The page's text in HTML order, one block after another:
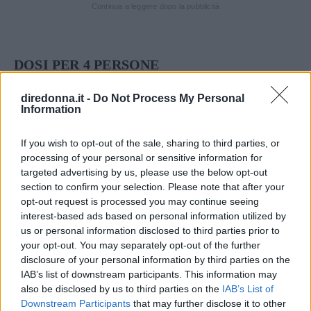
diredonna.it - Do Not Process My Personal
Information
If you wish to opt-out of the sale, sharing to third parties, or
processing of your personal or sensitive information for
targeted advertising by us, please use the below opt-out
section to confirm your selection. Please note that after your
opt-out request is processed you may continue seeing
interest-based ads based on personal information utilized by
us or personal information disclosed to third parties prior to
your opt-out. You may separately opt-out of the further
disclosure of your personal information by third parties on the
IAB’s list of downstream participants. This information may
also be disclosed by us to third parties on the IAB’s List of
Downstream Participants that may further disclose it to other
DOSI PER 4 PERSONE
INGREDIENTI
1 kg. di indivia
50 g. di prosciutto crudo
½ cipolla
¼ di latte
2 uova – farina – burro
sale – pepe – formaggio grattugiato
VINI CONSIGLIATI
COLLI DELL’ETRURIA CENTRALE BIANCO
CARMIGNANO ROSATO
GARDA CABERNET